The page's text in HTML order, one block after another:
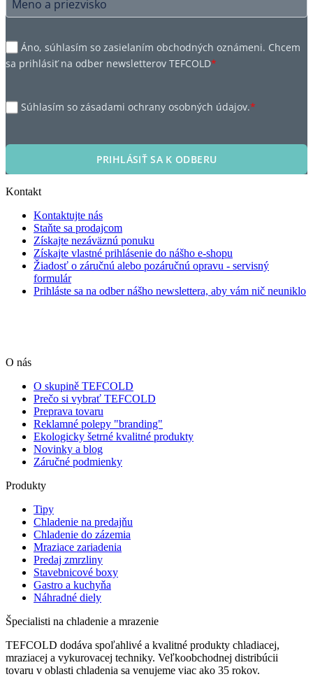
Áno, súhlasím so zasielaním obchodných oznámeni. Chcem
sa prihlásiť na odber newsletterov TEFCOLD*
Súhlasím so zásadami ochrany osobných údajov.*
PRIHLÁSIŤ SA K ODBERU
Kontakt
Kontaktujte nás
Staňte sa prodajcom
Získajte nezáväznú ponuku
Získajte vlastné prihlásenie do nášho e-shopu
Žiadosť o záručnú alebo pozáručnú opravu - servisný
formulár
Prihláste sa na odber nášho newslettera, aby vám nič neuniklo
O nás
O skupině TEFCOLD
Prečo si vybrať TEFCOLD
Preprava tovaru
Reklamné polepy "branding"
Ekologicky šetrné kvalitné produkty
Novinky a blog
Záručné podmienky
Produkty
Tipy
Chladenie na predajňu
Chladenie do zázemia
Mraziace zariadenia
Predaj zmrzliny
Stavebnicové boxy
Gastro a kuchyňa
Náhradné diely
Špecialisti na chladenie a mrazenie
TEFCOLD dodáva spoľahlivé a kvalitné produkty chladiacej,
mraziacej a vykurovacej techniky. Veľkoobchodnej distribúcii
tovaru v oblasti chladenia sa venujeme viac ako 35 rokov.